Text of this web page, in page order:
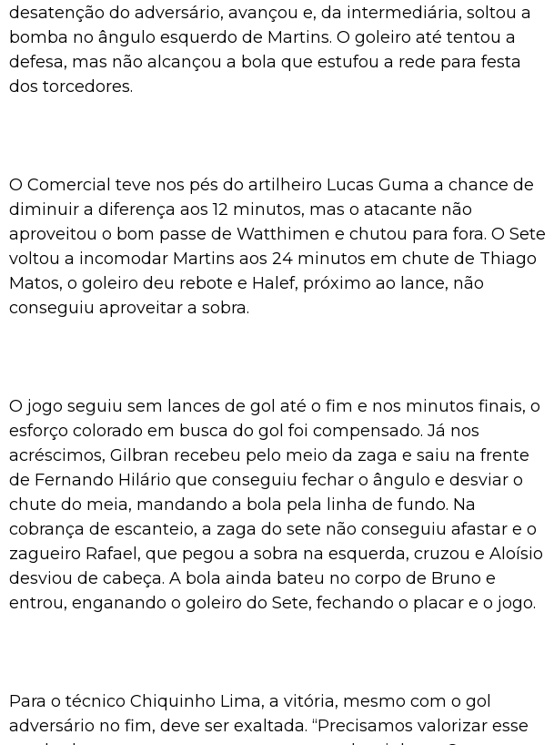
desatenção do adversário, avançou e, da intermediária, soltou a
bomba no ângulo esquerdo de Martins. O goleiro até tentou a
defesa, mas não alcançou a bola que estufou a rede para festa
dos torcedores.
O Comercial teve nos pés do artilheiro Lucas Guma a chance de
diminuir a diferença aos 12 minutos, mas o atacante não
aproveitou o bom passe de Watthimen e chutou para fora. O Sete
voltou a incomodar Martins aos 24 minutos em chute de Thiago
Matos, o goleiro deu rebote e Halef, próximo ao lance, não
conseguiu aproveitar a sobra.
O jogo seguiu sem lances de gol até o fim e nos minutos finais, o
esforço colorado em busca do gol foi compensado. Já nos
acréscimos, Gilbran recebeu pelo meio da zaga e saiu na frente
de Fernando Hilário que conseguiu fechar o ângulo e desviar o
chute do meia, mandando a bola pela linha de fundo. Na
cobrança de escanteio, a zaga do sete não conseguiu afastar e o
zagueiro Rafael, que pegou a sobra na esquerda, cruzou e Aloísio
desviou de cabeça. A bola ainda bateu no corpo de Bruno e
entrou, enganando o goleiro do Sete, fechando o placar e o jogo.
Para o técnico Chiquinho Lima, a vitória, mesmo com o gol
adversário no fim, deve ser exaltada. “Precisamos valorizar esse